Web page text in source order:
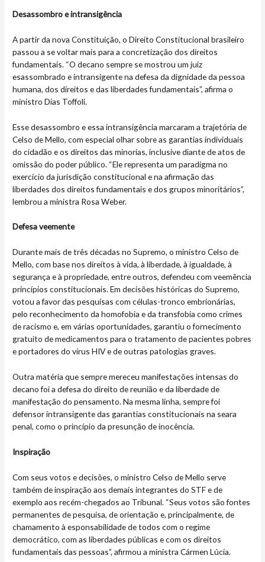
Desassombro e intransigência
A partir da nova Constituição, o Direito Constitucional brasileiro
passou a se voltar mais para a concretização dos direitos
fundamentais. “O decano sempre se mostrou um juiz
esassombrado e intransigente na defesa da dignidade da pessoa
humana, dos direitos e das liberdades fundamentais”, afirma o
ministro Dias Toffoli.
Esse desassombro e essa intransigência marcaram a trajetória de
Celso de Mello, com especial olhar sobre as garantias individuais
do cidadão e os direitos das minorias, inclusive diante de atos de
omissão do poder público. “Ele representa um paradigma no
exercício da jurisdição constitucional e na afirmação das
liberdades dos direitos fundamentais e dos grupos minoritários”,
lembrou a ministra Rosa Weber.
Defesa veemente
Durante mais de três décadas no Supremo, o ministro Celso de
Mello, com base nos direitos à vida, à liberdade, à igualdade, à
segurança e à propriedade, entre outros, defendeu com veemência
princípios constitucionais. Em decisões históricas do Supremo,
votou a favor das pesquisas com células-tronco embrionárias,
pelo reconhecimento da homofobia e da transfobia como crimes
de racismo e, em várias oportunidades, garantiu o fornecimento
gratuito de medicamentos para o tratamento de pacientes pobres
e portadores do vírus HIV e de outras patologias graves.
Outra matéria que sempre mereceu manifestações intensas do
decano foi a defesa do direito de reunião e da liberdade de
manifestação do pensamento. Na mesma linha, sempre foi
defensor intransigente das garantias constitucionais na seara
penal, como o princípio da presunção de inocência.
Inspiração
Com seus votos e decisões, o ministro Celso de Mello serve
também de inspiração aos demais integrantes do STF e de
exemplo aos recém-chegados ao Tribunal. “Seus votos são fontes
permanentes de pesquisa, de orientação e, principalmente, de
chamamento à esponsabilidade de todos com o regime
democrático, com as liberdades públicas e com os direitos
fundamentais das pessoas”, afirmou a ministra Cármen Lúcia.